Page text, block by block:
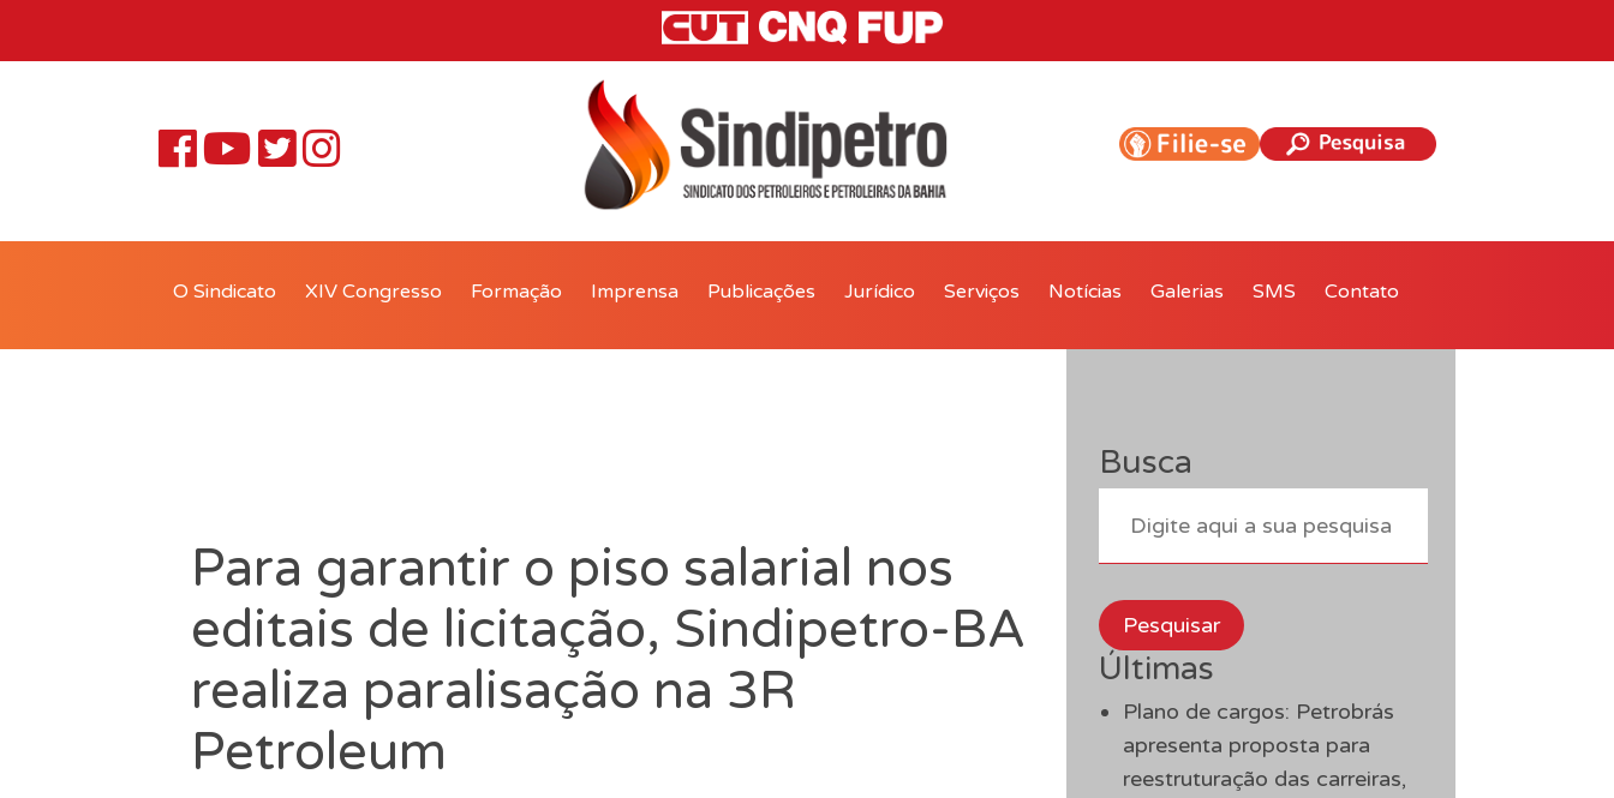
O Sindicato XIV Congresso Formação Imprensa Publicações Jurídico Serviços Notícias Galerias SMS Contato
Para garantir o piso salarial nos
editais de licitação, Sindipetro-BA
realiza paralisação na 3R
Petroleum
Busca
Pesquisar
Últimas
Plano de cargos: Petrobrás
apresenta proposta para
reestruturação das carreiras,